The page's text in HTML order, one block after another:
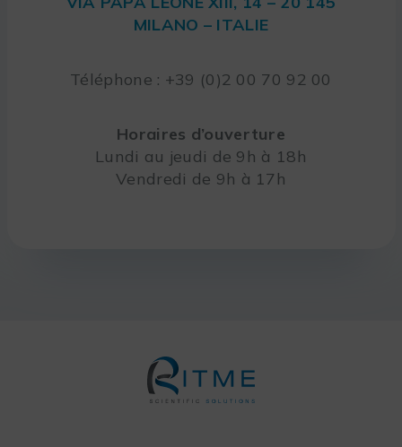
MILANO – ITALIE
Téléphone : +39 (0)2 00 70 92 00
Horaires d’ouverture
Lundi au jeudi de 9h à 18h
Vendredi de 9h à 17h